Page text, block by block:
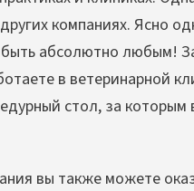
компаниях. Ясно
абсолютно любым!
в ветеринарной
стол, за которым
вы также можете